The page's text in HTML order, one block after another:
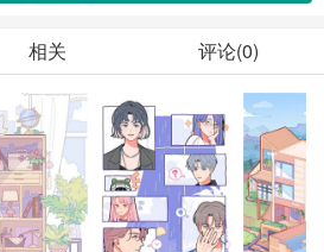
相关 评论(0)